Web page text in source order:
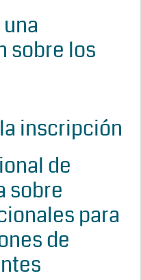
sobre los
inscripción
de
sobre
para
de